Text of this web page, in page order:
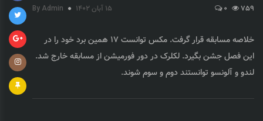
By Admin 15 آبان 1402 0 759
خلاصه مسابقه قرار گرفت. مکس توانست 17 همین برد خود را در
این فصل جشن بگیرد. لکلرک در دور فورمیشن از مسابقه خارج شد.
لندو و آلونسو توانستند دوم و سوم شوند.